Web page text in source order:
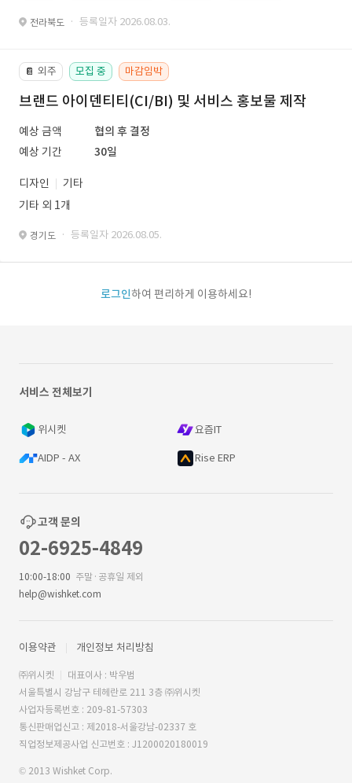
전라북도 · 등록일자 2026.08.03.
📔 외주 모집 중 마감임박
브랜드 아이덴티티(CI/BI) 및 서비스 홍보물 제작
예상 금액
협의 후 결정
예상 기간
30일
디자인
기타
기타 외 1개
경기도 · 등록일자 2026.08.05.
로그인하여 편리하게 이용하세요!
서비스 전체보기
위시켓 요즘IT
AIDP - AX Rise ERP
고객 문의
02-6925-4849
10:00-18:00 주말·공휴일 제외
help@wishket.com
이용약관 개인정보 처리방침
㈜위시켓
대표이사 : 박우범
서울특별시 강남구 테헤란로 211 3층 ㈜위시켓
사업자등록번호 : 209-81-57303
통신판매업신고 : 제2018-서울강남-02337 호
직업정보제공사업 신고번호 : J1200020180019
© 2013 Wishket Corp.